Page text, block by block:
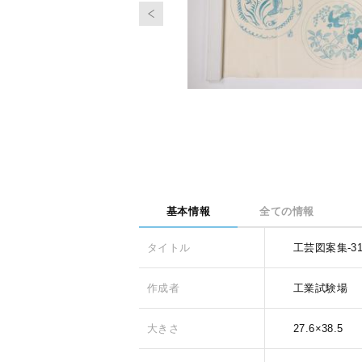
基本情報 全ての情報
タイトル 工芸図案集-
作成者 工業試験場
大きさ 27.6×38.5